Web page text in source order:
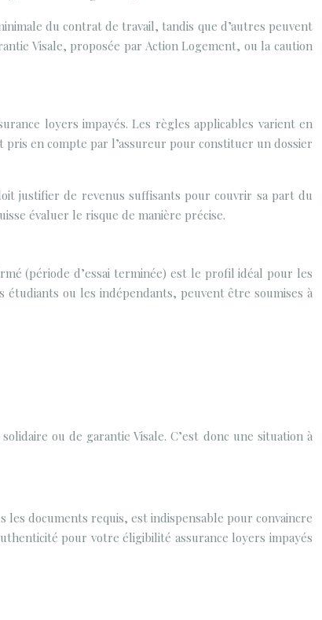
du contrat de travail, tandis que d’autres peuvent
Visale, proposée par Action Logement, ou la caution
loyers impayés. Les règles applicables varient en
en compte par l’assureur pour constituer un dossier
justifier de revenus suffisants pour couvrir sa part du
évaluer le risque de manière précise.
(période d’essai terminée) est le profil idéal pour les
ou les indépendants, peuvent être soumises à
ou de garantie Visale. C’est donc une situation à
documents requis, est indispensable pour convaincre
pour votre éligibilité assurance loyers impayés